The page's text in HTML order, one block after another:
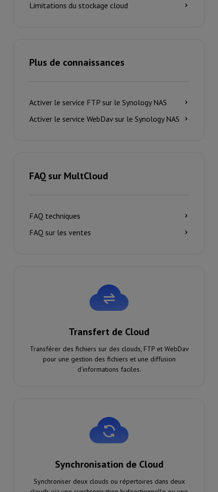
Limitations du stockage cloud
Plus de connaissances
Activer le service FTP sur le Synology NAS
Activer le service WebDav sur le Synology NAS
FAQ sur MultCloud
FAQ techniques
FAQ sur les ventes
Transfert de Cloud
Transférer des fichiers sur des clouds, FTP et WebDav
pour une gestion des fichiers et une diffusion
d'informations faciles.
Synchronisation de Cloud
Synchroniser deux clouds ou répertoires dans deux